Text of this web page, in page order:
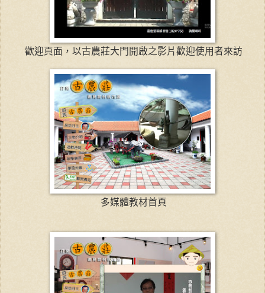
歡迎頁面，以古農莊大門開啟之影片歡迎使用者來訪
多媒體教材首頁